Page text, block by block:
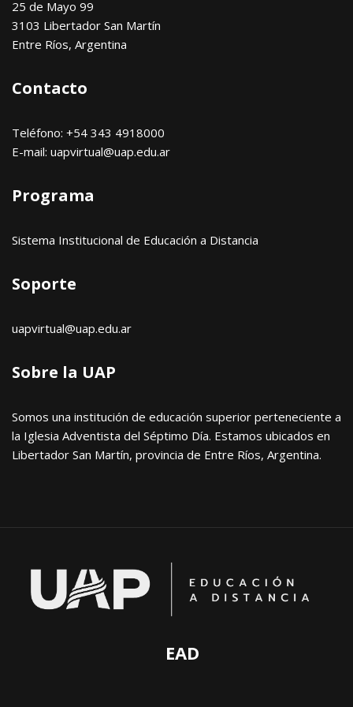
25 de Mayo 99
3103 Libertador San Martín
Entre Ríos, Argentina
Contacto
Teléfono: +54 343 4918000
E-mail: uapvirtual@uap.edu.ar
Programa
Sistema Institucional de Educación a Distancia
Soporte
uapvirtual@uap.edu.ar
Sobre la UAP
Somos una institución de educación superior perteneciente a
la Iglesia Adventista del Séptimo Día. Estamos ubicados en
Libertador San Martín, provincia de Entre Ríos, Argentina.
EAD